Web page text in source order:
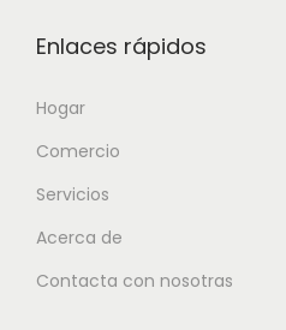
Enlaces rápidos
Hogar
Comercio
Servicios
Acerca de
Contacta con nosotras